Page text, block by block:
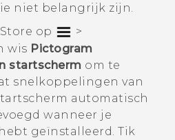
niet belangrijk zijn.
op
>
wis Pictogram
startscherm om te
snelkoppelingen van
automatisch
wanneer je
geïnstalleerd. Tik